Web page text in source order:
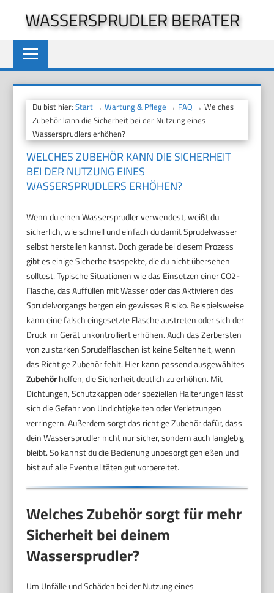
springen
WASSERSPRUDLER BERATER
Du bist hier:Start →Wartung & Pflege → FAQ → Welches
Zubehör kann die Sicherheit bei der Nutzung eines
Wassersprudlers erhöhen?
WELCHES ZUBEHÖR KANN DIE SICHERHEIT
BEI DER NUTZUNG EINES
WASSERSPRUDLERS ERHÖHEN?
Wenn du einen Wassersprudler verwendest, weißt du
sicherlich, wie schnell und einfach du damit Sprudelwasser
selbst herstellen kannst. Doch gerade bei diesem Prozess
gibt es einige Sicherheitsaspekte, die du nicht übersehen
solltest. Typische Situationen wie das Einsetzen einer CO2-
Flasche, das Auffüllen mit Wasser oder das Aktivieren des
Sprudelvorgangs bergen ein gewisses Risiko. Beispielsweise
kann eine falsch eingesetzte Flasche austreten oder sich der
Druck im Gerät unkontrolliert erhöhen. Auch das Zerbersten
von zu starken Sprudelflaschen ist keine Seltenheit, wenn
das Richtige Zubehör fehlt. Hier kann passend ausgewähltes
Zubehörhelfen, die Sicherheit deutlich zu erhöhen. Mit
Dichtungen, Schutzkappen oder speziellen Halterungen lässt
sich die Gefahr von Undichtigkeiten oder Verletzungen
verringern. Außerdem sorgt das richtige Zubehör dafür, dass
dein Wassersprudler nicht nur sicher, sondern auch langlebig
bleibt. So kannst du die Bedienung unbesorgt genießen und
bist auf alle Eventualitäten gut vorbereitet.
Welches Zubehör sorgt für mehr
Sicherheit bei deinem
Wassersprudler?
Um Unfälle und Schäden bei der Nutzung eines